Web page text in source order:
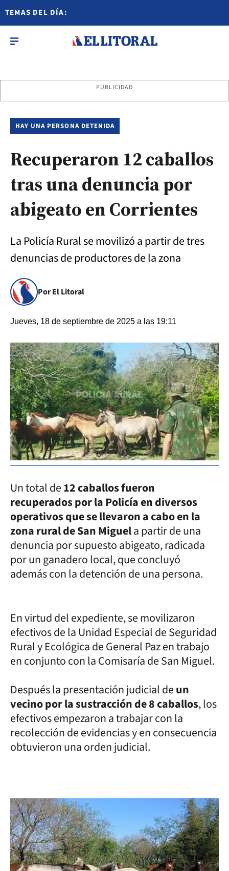
TEMAS DEL DÍA:
PUBLICIDAD
HAY UNA PERSONA DETENIDA
Recuperaron 12 caballos
tras una denuncia por
abigeato en Corrientes
La Policía Rural se movilizó a partir de tres
denuncias de productores de la zona
Por El Litoral
Jueves, 18 de septiembre de 2025 a las 19:11
Un total de12 caballos fueron
recuperados por la Policía en diversos
operativos que se llevaron a cabo en la
zona rural de San Miguela partir de una
denuncia por supuesto abigeato, radicada
por un ganadero local, que concluyó
además con la detención de una persona.
En virtud del expediente, se movilizaron
efectivos de la Unidad Especial de Seguridad
Rural y Ecológica de General Paz en trabajo
en conjunto con la Comisaría de San Miguel.
Después la presentación judicial deun
vecino por la sustracción de 8 caballos, los
efectivos empezaron a trabajar con la
recolección de evidencias y en consecuencia
obtuvieron una orden judicial.